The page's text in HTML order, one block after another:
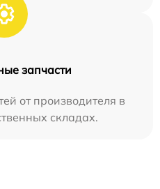
запчасти
от производителя в
складах.